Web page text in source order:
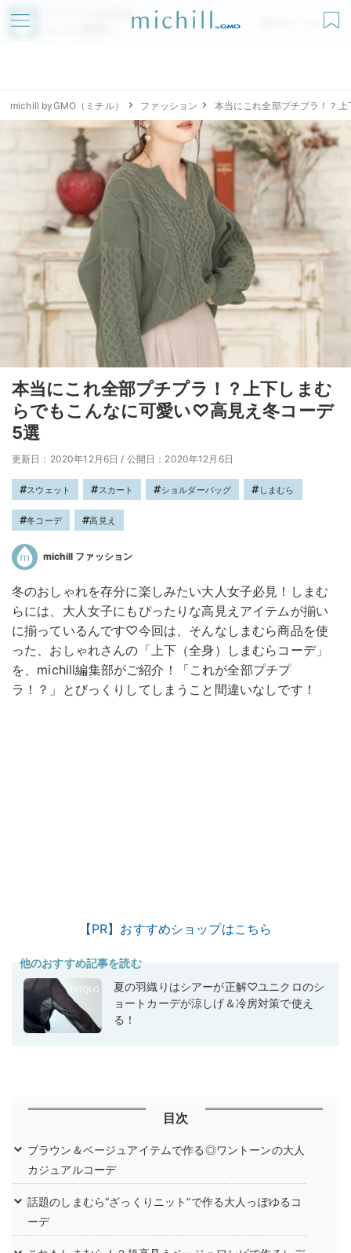
アプリでmichillが
無料ダウンロード
michill byGMO（ミチル） ファッション 本当にこれ全部プチプラ！？
本当にこれ全部プチプラ！？上下しまむ
らでもこんなに可愛い♡高見え冬コーデ
5選
更新日：2020年12月6日 / 公開日：2020年12月6日
スウェット スカート ショルダーバッグ しまむら
冬コーデ 高見え
michill ファッション
冬のおしゃれを存分に楽しみたい大人女子必見！しまむ
らには、大人女子にもぴったりな高見えアイテムが揃い
に揃っているんです♡今回は、そんなしまむら商品を使
った、おしゃれさんの「上下（全身）しまむらコーデ」
を、michill編集部がご紹介！「これが全部プチプ
ラ！？」とびっくりしてしまうこと間違いなしです！
【PR】おすすめショップはこちら
他のおすすめ記事を読む
夏の羽織りはシアーが正解♡ユニクロのシ
ョートカーデが涼しげ＆冷房対策で使え
る！
目次
ブラウン＆ベージュアイテムで作る◎ワントーンの大人
カジュアルコーデ
話題のしまむら“ざっくりニット”で作る大人っぽゆるコ
ーデ